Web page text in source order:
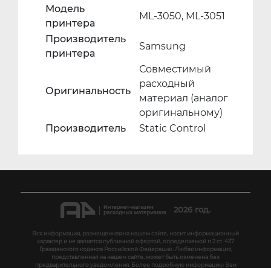
Модель
принтера
ML-3050, ML-3051
Производитель
принтера
Samsung
Оригинальность
Совместимый
расходный
материал (аналог
оригинальному)
Производитель
Static Control
2026 год.
Вся информация, размещенная на нашем сайте, носит информационный
характер и не является публичной офертой, определяемой п.2 ст. 437
Гражданского кодекса Российской Федерации. Любая информация,
представленная на нашем сайте, может быть изменена без
предварительного уведомления. Более подробную информацию Вам